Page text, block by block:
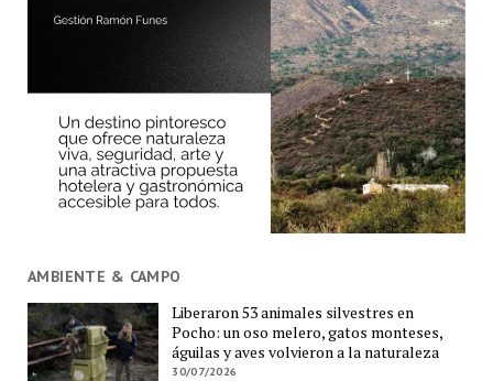
AMBIENTE & CAMPO
Liberaron 53 animales silvestres en
Pocho: un oso melero, gatos monteses,
águilas y aves volvieron a la naturaleza
30/07/2026